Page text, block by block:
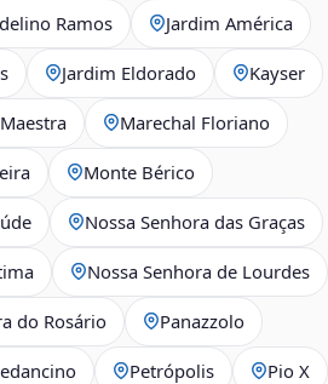
Ramos Jardim América
Jardim Eldorado Kayser
Maestra Marechal Floriano
Monte Bérico
Nossa Senhora das Graças
Nossa Senhora de Lourdes
do Rosário Panazzolo
Petrópolis Pio X